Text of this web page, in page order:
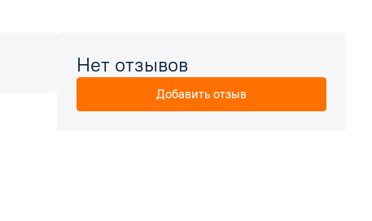
Нет отзывов
Добавить отзыв